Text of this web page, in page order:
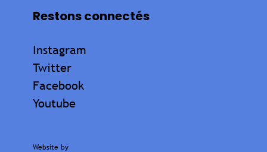
Restons connectés
Instagram
Twitter
Facebook
Youtube
Website by